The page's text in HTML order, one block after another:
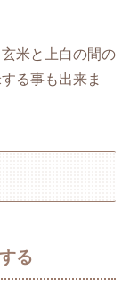
玄米と上白の間の
る事も出来ま
る